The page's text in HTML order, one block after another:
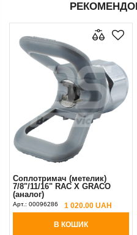
Соплотримач (метелик)
7/8"/11/16" RAC X GRACO
(аналог)
Арт.: 00096286 1 020.00 UAH
В КОШИК